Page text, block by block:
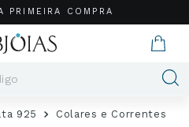
PRIMEIRA COMPRA
925 Colares e Correntes